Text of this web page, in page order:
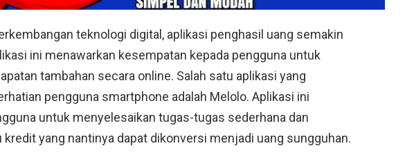
teknologi digital, aplikasi penghasil uang semakin
ini menawarkan kesempatan kepada pengguna untuk
tambahan secara online. Salah satu aplikasi yang
pengguna smartphone adalah Melolo. Aplikasi ini
untuk menyelesaikan tugas-tugas sederhana dan
kredit yang nantinya dapat dikonversi menjadi uang sungguhan.